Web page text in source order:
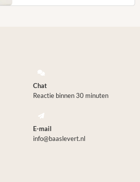
Chat
Reactie binnen 30 minuten
E-mail
info@baaslevert.nl